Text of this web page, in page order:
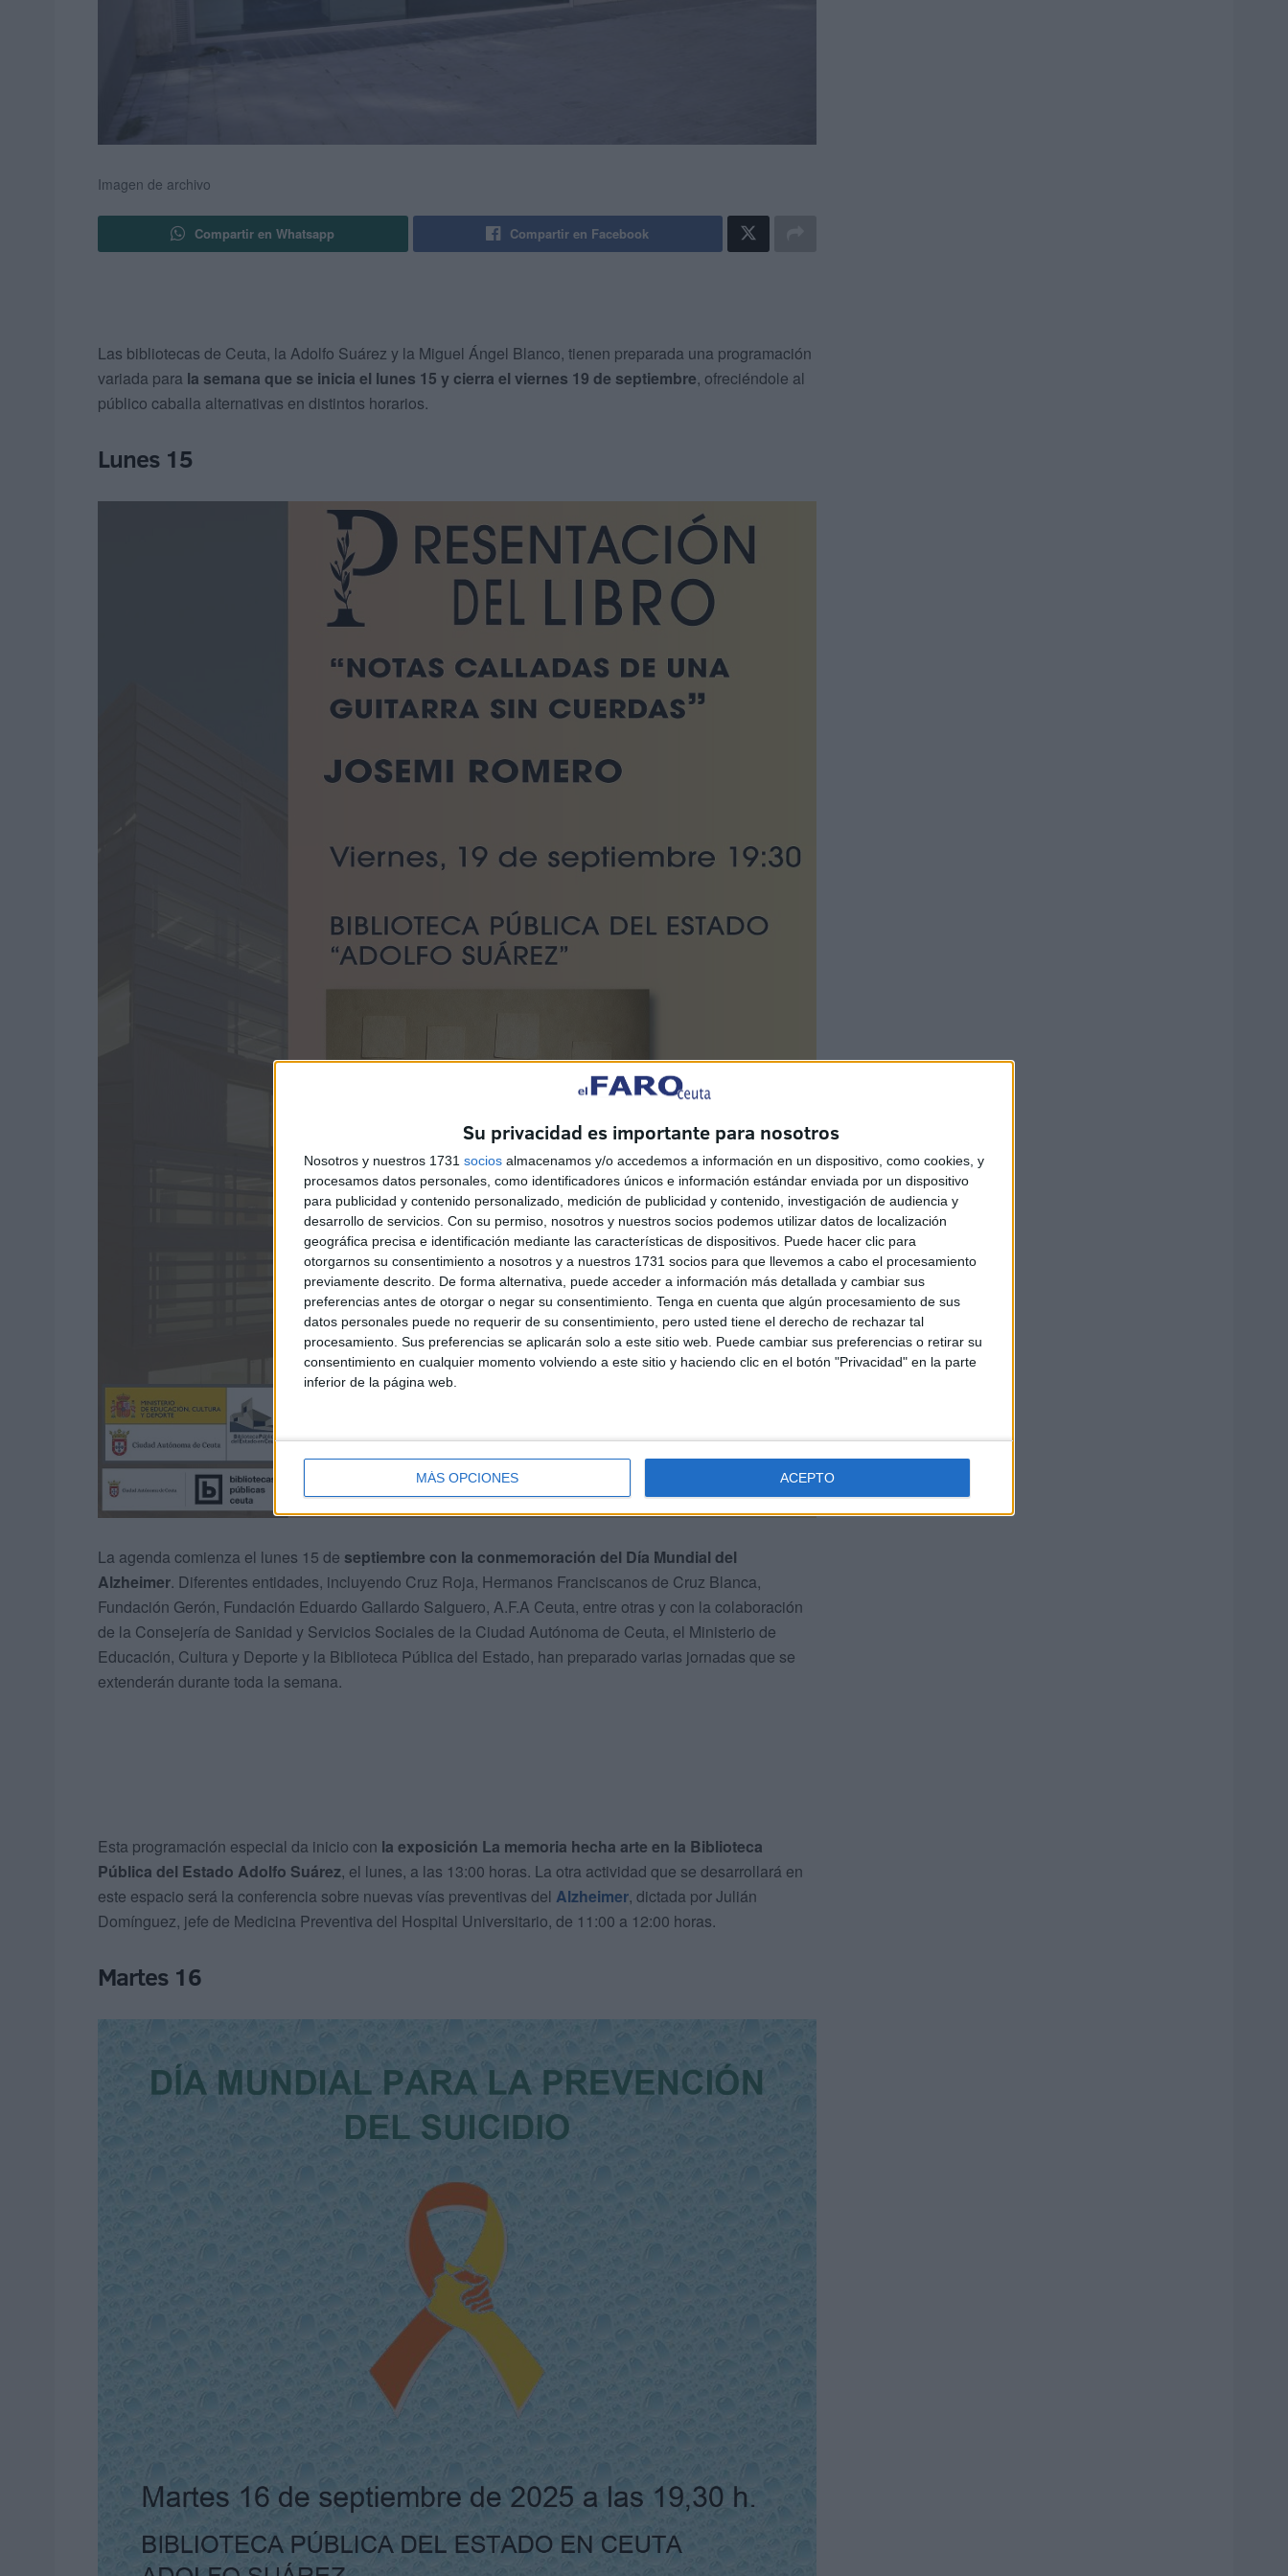
Su privacidad es importante para nosotros
Nosotros y nuestros 1731 socios almacenamos y/o accedemos a información en un dispositivo, como cookies, y
procesamos datos personales, como identificadores únicos e información estándar enviada por un dispositivo
para publicidad y contenido personalizado, medición de publicidad y contenido, investigación de audiencia y
desarrollo de servicios. Con su permiso, nosotros y nuestros socios podemos utilizar datos de localización
geográfica precisa e identificación mediante las características de dispositivos. Puede hacer clic para
otorgarnos su consentimiento a nosotros y a nuestros 1731 socios para que llevemos a cabo el procesamiento
previamente descrito. De forma alternativa, puede acceder a información más detallada y cambiar sus
preferencias antes de otorgar o negar su consentimiento. Tenga en cuenta que algún procesamiento de sus
datos personales puede no requerir de su consentimiento, pero usted tiene el derecho de rechazar tal
procesamiento. Sus preferencias se aplicarán solo a este sitio web. Puede cambiar sus preferencias o retirar su
consentimiento en cualquier momento volviendo a este sitio y haciendo clic en el botón "Privacidad" en la parte
inferior de la página web.
MÁS OPCIONES ACEPTO
Imagen de archivo
Compartir en Whatsapp Compartir en Facebook
Las bibliotecas de Ceuta, la Adolfo Suárez y la Miguel Ángel Blanco, tienen preparada una programación
variada para la semana que se inicia el lunes 15 y cierra el viernes 19 de septiembre, ofreciéndole al
público caballa alternativas en distintos horarios.
Lunes 15
La agenda comienza el lunes 15 de septiembre con la conmemoración del Día Mundial del
Alzheimer. Diferentes entidades, incluyendo Cruz Roja, Hermanos Franciscanos de Cruz Blanca,
Fundación Gerón, Fundación Eduardo Gallardo Salguero, A.F.A Ceuta, entre otras y con la colaboración
de la Consejería de Sanidad y Servicios Sociales de la Ciudad Autónoma de Ceuta, el Ministerio de
Educación, Cultura y Deporte y la Biblioteca Pública del Estado, han preparado varias jornadas que se
extenderán durante toda la semana.
Esta programación especial da inicio con la exposición La memoria hecha arte en la Biblioteca
Pública del Estado Adolfo Suárez, el lunes, a las 13:00 horas. La otra actividad que se desarrollará en
este espacio será la conferencia sobre nuevas vías preventivas del Alzheimer, dictada por Julián
Domínguez, jefe de Medicina Preventiva del Hospital Universitario, de 11:00 a 12:00 horas.
Martes 16